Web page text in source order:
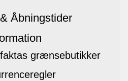
Åbningstider
grænsebutikker